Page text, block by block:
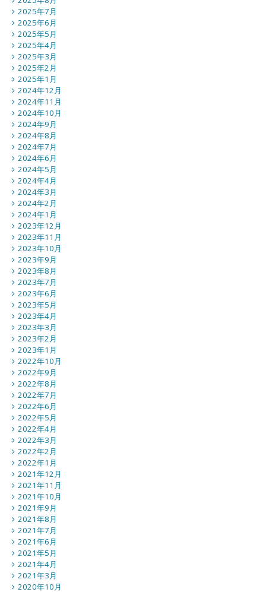
2025年7月
2025年6月
2025年5月
2025年4月
2025年3月
2025年2月
2025年1月
2024年12月
2024年11月
2024年10月
2024年9月
2024年8月
2024年7月
2024年6月
2024年5月
2024年4月
2024年3月
2024年2月
2024年1月
2023年12月
2023年11月
2023年10月
2023年9月
2023年8月
2023年7月
2023年6月
2023年5月
2023年4月
2023年3月
2023年2月
2023年1月
2022年10月
2022年9月
2022年8月
2022年7月
2022年6月
2022年5月
2022年4月
2022年3月
2022年2月
2022年1月
2021年12月
2021年11月
2021年10月
2021年9月
2021年8月
2021年7月
2021年6月
2021年5月
2021年4月
2021年3月
2020年10月